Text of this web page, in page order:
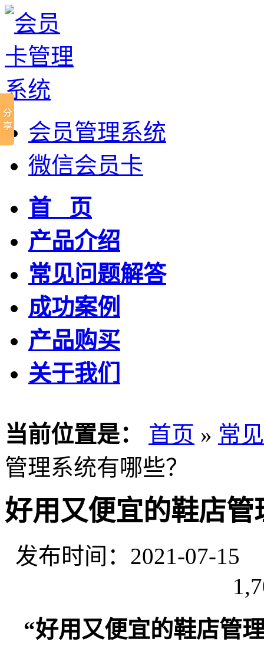
会员管理系统
微信会员卡
首 页
产品介绍
常见问题解答
成功案例
产品购买
关于我们
当前位置是： 首页 » 常
管理系统有哪些？
好用又便宜的鞋店
发布时间：2021-07-
“好用又便宜的鞋店管